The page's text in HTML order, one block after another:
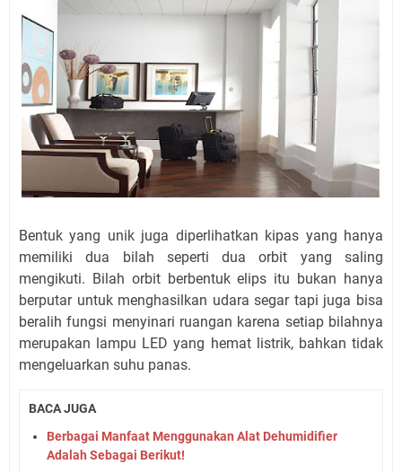
Bentuk yang unik juga diperlihatkan kipas yang hanya
memiliki dua bilah seperti dua orbit yang saling
mengikuti. Bilah orbit berbentuk elips itu bukan hanya
berputar untuk menghasilkan udara segar tapi juga bisa
beralih fungsi menyinari ruangan karena setiap bilahnya
merupakan lampu LED yang hemat listrik, bahkan tidak
mengeluarkan suhu panas.
BACA JUGA
Berbagai Manfaat Menggunakan Alat Dehumidifier
Adalah Sebagai Berikut!